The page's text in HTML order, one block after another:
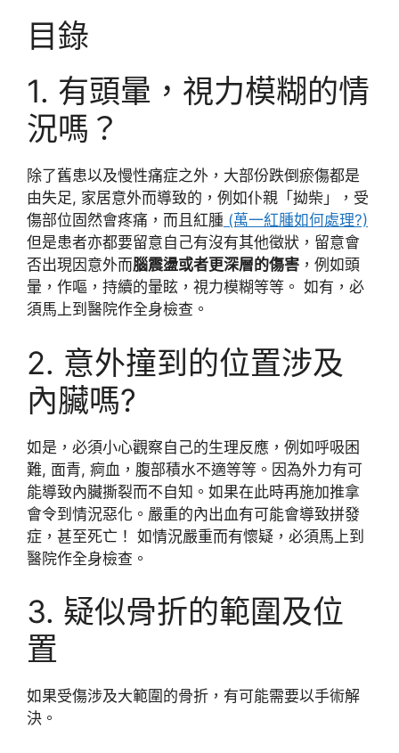
目錄
1. 有頭暈，視力模糊的情
況嗎？
除了舊患以及慢性痛症之外，大部份跌倒瘀傷都是
由失足, 家居意外而導致的，例如仆親「拗柴」，受
傷部位固然會疼痛，而且紅腫 (萬一紅腫如何處理?)
但是患者亦都要留意自己有沒有其他徵狀，留意會
否出現因意外而腦震盪或者更深層的傷害 ，例如頭
暈，作嘔，持續的暈眩，視力模糊等等。 如有，必
須馬上到醫院作全身檢查。
2. 意外撞到的位置涉及
內臟嗎?
如是，必須小心觀察自己的生理反應，例如呼吸困
難, 面青, 痾血，腹部積水不適等等。因為外力有可
能導致內臟撕裂而不自知。如果在此時再施加推拿
會令到情況惡化。嚴重的內出血有可能會導致拼發
症，甚至死亡！ 如情況嚴重而有懷疑，必須馬上到
醫院作全身檢查。
3. 疑似骨折的範圍及位
置
如果受傷涉及大範圍的骨折，有可能需要以手術解
決。